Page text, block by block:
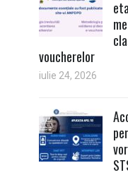
voucherelor
iulie 24, 2026